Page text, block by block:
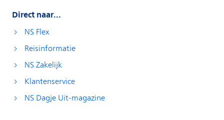
Direct naar...
NS Flex
Reisinformatie
NS Zakelijk
Klantenservice
NS Dagje Uit-magazine